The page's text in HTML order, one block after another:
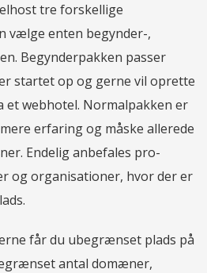
tre forskellige
vælge enten begynder-,
Begynderpakken passer
startet op og gerne vil oprette
et webhotel. Normalpakken er
erfaring og måske allerede
Endelig anbefales pro-
og organisationer, hvor der er
får du ubegrænset plads på
antal domæner,